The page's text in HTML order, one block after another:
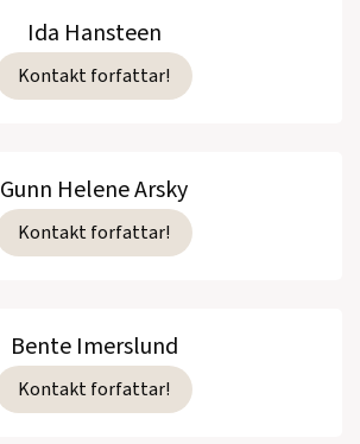
Ida Hansteen
Kontakt forfattar!
Gunn Helene Arsky
Kontakt forfattar!
Bente Imerslund
Kontakt forfattar!